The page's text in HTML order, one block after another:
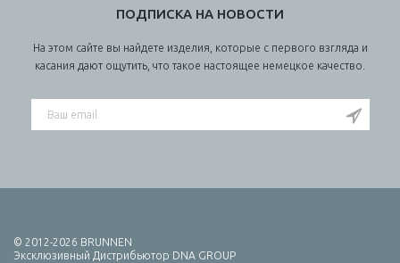
ПОДПИСКА НА НОВОСТИ
На этом сайте вы найдете изделия, которые с первого взгляда и
касания дают ощутить, что такое настоящее немецкое качество.
© 2012-2026 BRUNNEN
Эксклюзивный Дистрибьютор DNA GROUP